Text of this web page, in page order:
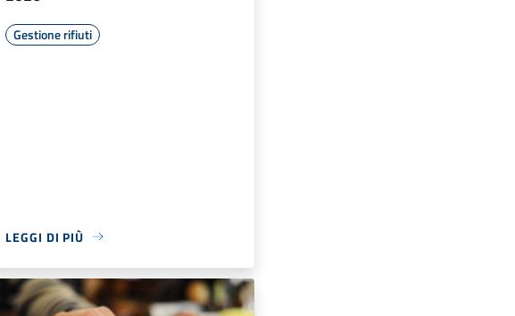
Gestione rifiuti
LEGGI DI PIÙ